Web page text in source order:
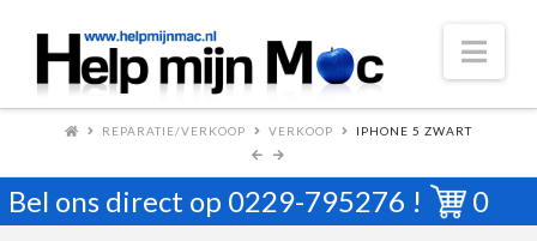
REPARATIE/VERKOOP VERKOOP IPHONE 5 ZWART
Bel ons direct op 0229-795276 ! 0